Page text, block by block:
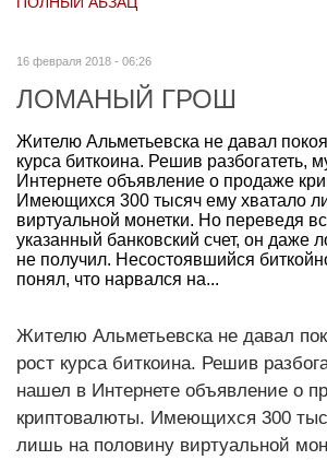
16 февраля 2018 - 06:26
ЛОМАНЫЙ ГРОШ
Жителю Альметьевска не давал
курса биткоина. Решив разбогатеть,
Интернете объявление о продаже
Имеющихся 300 тысяч ему хватало
виртуальной монетки. Но переведя
указанный банковский счет, он даже
не получил. Несостоявшийся
понял, что нарвался на...
Жителю Альметьевска не давал
рост курса биткоина. Решив
нашел в Интернете объявление о
криптовалюты. Имеющихся 300
лишь на половину виртуальной